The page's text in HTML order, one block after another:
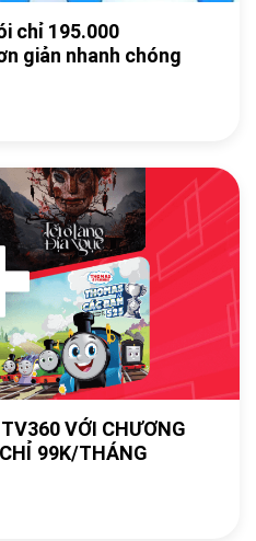
chỉ 195.000
giản nhanh chóng
VỚI CHƯƠNG
99K/THÁNG